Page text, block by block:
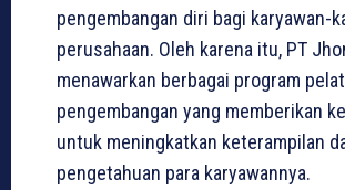
pengembangan diri bagi karyawan-
perusahaan. Oleh karena itu, PT
menawarkan berbagai program
pengembangan yang memberikan
untuk meningkatkan keterampilan
pengetahuan para karyawannya.